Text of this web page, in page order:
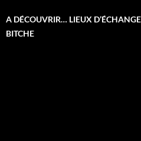
A DÉCOUVRIR… LIEUX
BITCHE